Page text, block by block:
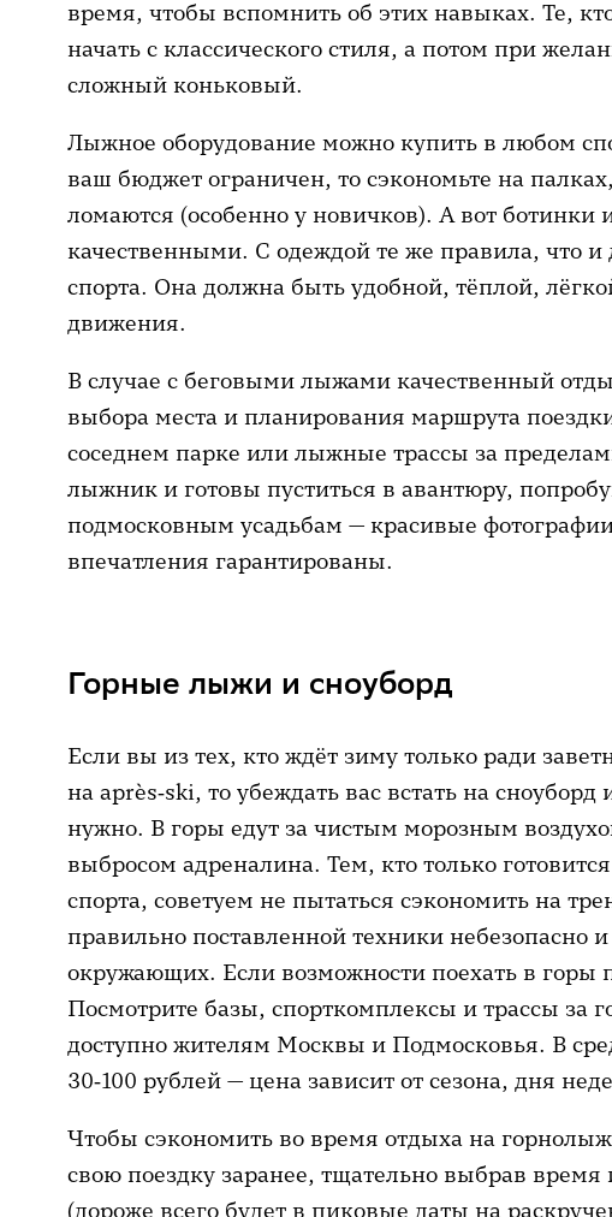
время, чтобы вспомнить об этих навыках. Те,
начать с классического стиля, а потом при
сложный коньковый.
Лыжное оборудование можно купить в любом
ваш бюджет ограничен, то сэкономьте на
ломаются (особенно у новичков). А вот
качественными. С одеждой те же правила, что и
спорта. Она должна быть удобной, тёплой,
движения.
В случае с беговыми лыжами качественный
выбора места и планирования маршрута
соседнем парке или лыжные трассы за
лыжник и готовы пуститься в авантюру,
подмосковным усадьбам — красивые
впечатления гарантированы.
Горные лыжи и сноуборд
Если вы из тех, кто ждёт зиму только ради
на аprès‑ski, то убеждать вас встать на
нужно. В горы едут за чистым морозным
выбросом адреналина. Тем, кто только
спорта, советуем не пытаться сэкономить на
правильно поставленной техники небезопасно
окружающих. Если возможности поехать в горы
Посмотрите базы, спорткомплексы и трассы за
доступно жителям Москвы и Подмосковья. В
30‑100 рублей — цена зависит от сезона, дня
Чтобы сэкономить во время отдыха на
свою поездку заранее, тщательно выбрав
(дороже всего будет в пиковые даты на